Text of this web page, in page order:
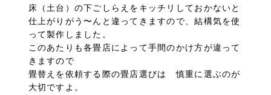
床（土台）の下ごしらえをキッチリしておかないと
仕上がりがう〜んと違ってきますので、結構気を使
って製作しました。
このあたりも各畳店によって手間のかけ方が違って
きますので
畳替えを依頼する際の畳店選びは 慎重に選ぶのが
大切ですよ。